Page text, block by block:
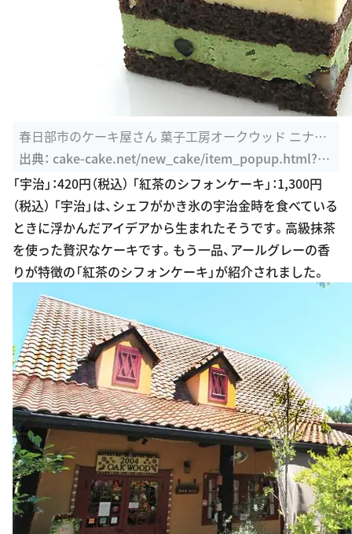
春日部市のケーキ屋さん 菓子工房オークウッド ニナの
ケーキワールド
出典： cake-cake.net/new_cake/item_popup.html?sh
op=0487600357&item_key=0487600357001
「宇治」：420円（税込） 「紅茶のシフォンケーキ」：1,300円
（税込） 「宇治」は、シェフがかき氷の宇治金時を食べている
ときに浮かんだアイデアから生まれたそうです。高級抹茶
を使った贅沢なケーキです。もう一品、アールグレーの香
りが特徴の「紅茶のシフォンケーキ」が紹介されました。